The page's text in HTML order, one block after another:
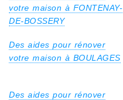
votre maison à FONTENAY-
DE-BOSSERY
Des aides pour rénover
votre maison à BOULAGES
Des aides pour rénover